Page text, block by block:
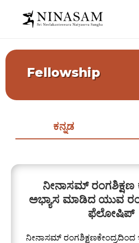
Fellowship
ಕನ್ನಡ
ನೀನಾಸಮ್ ರಂಗಶಿಕ್ಷಣ
ಅಭ್ಯಾಸ ಮಾಡಿದ ಯುವ
ಫೆಲೋಷಿಪ್
ನೀನಾಸಮ್ ರಂಗಶಿಕ್ಷಣಕೇಂದ್ರದಿಂದ